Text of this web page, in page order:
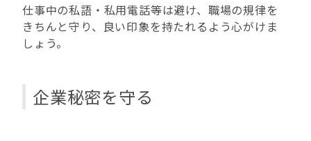
仕事中の私語・私用電話等は避け、職場の規律を
きちんと守り、良い印象を持たれるよう心がけま
しょう。
企業秘密を守る